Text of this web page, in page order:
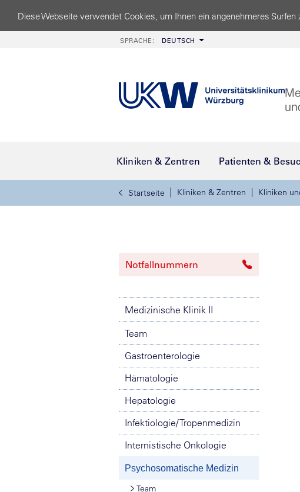
Diese Webseite verwendet Cookies, um Ihnen ein angenehmeres Surfen
SPRACHE: DEUTSCH
Kliniken & Zentren Patienten &
Startseite Kliniken & Zentren Kliniken
Notfallnummern
Medizinische Klinik II
Team
Gastroenterologie
Hämatologie
Hepatologie
Infektiologie/ Tropenmedizin
Internistische Onkologie
Psychosomatische Medizin
Team